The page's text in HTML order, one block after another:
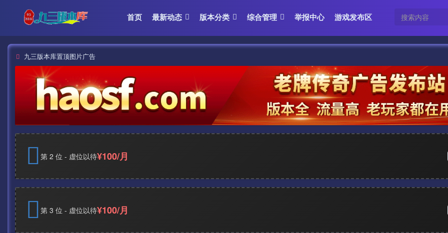
首页 最新动态 版本分类 综合管理 举报中心 游戏发布区
九三版本库置顶图片广告
第 2 位 - 虚位以待¥100/月
第 3 位 - 虚位以待¥100/月